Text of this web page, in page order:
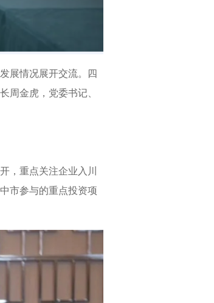
展情况展开交流。四
周金虎，党委书记、
，重点关注企业入川
市参与的重点投资项